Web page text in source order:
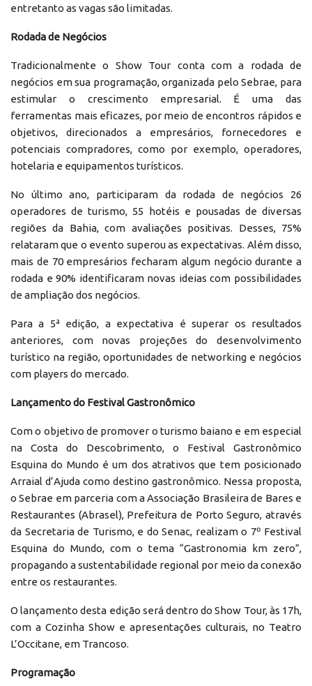
entretanto as vagas são limitadas.
Rodada de Negócios
Tradicionalmente o Show Tour conta com a rodada de
negócios em sua programação, organizada pelo Sebrae, para
estimular o crescimento empresarial. É uma das
ferramentas mais eficazes, por meio de encontros rápidos e
objetivos, direcionados a empresários, fornecedores e
potenciais compradores, como por exemplo, operadores,
hotelaria e equipamentos turísticos.
No último ano, participaram da rodada de negócios 26
operadores de turismo, 55 hotéis e pousadas de diversas
regiões da Bahia, com avaliações positivas. Desses, 75%
relataram que o evento superou as expectativas. Além disso,
mais de 70 empresários fecharam algum negócio durante a
rodada e 90% identificaram novas ideias com possibilidades
de ampliação dos negócios.
Para a 5ª edição, a expectativa é superar os resultados
anteriores, com novas projeções do desenvolvimento
turístico na região, oportunidades de networking e negócios
com players do mercado.
Lançamento do Festival Gastronômico
Com o objetivo de promover o turismo baiano e em especial
na Costa do Descobrimento, o Festival Gastronômico
Esquina do Mundo é um dos atrativos que tem posicionado
Arraial d’Ajuda como destino gastronômico. Nessa proposta,
o Sebrae em parceria com a Associação Brasileira de Bares e
Restaurantes (Abrasel), Prefeitura de Porto Seguro, através
da Secretaria de Turismo, e do Senac, realizam o 7º Festival
Esquina do Mundo, com o tema “Gastronomia km zero”,
propagando a sustentabilidade regional por meio da conexão
entre os restaurantes.
O lançamento desta edição será dentro do Show Tour, às 17h,
com a Cozinha Show e apresentações culturais, no Teatro
L’Occitane, em Trancoso.
Programação